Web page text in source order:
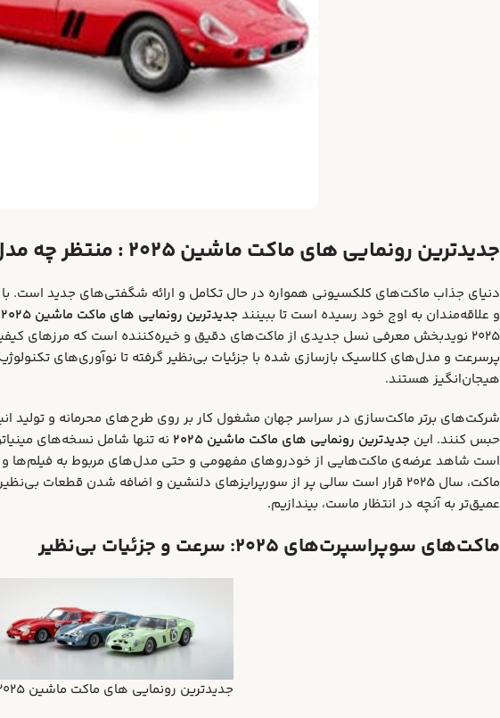
جدیدترین رونمایی‌ های ماکت ماشین ۲۰۲۵ : منتظر چه مدل‌هایی باشیم؟
و علاقه‌مندان به اوج خود رسیده است تا ببینند جدیدترین رونمایی‌ های ماکت ماشین ۲۰۲۵
۲۰۲۵ نویدبخش معرفی نسل جدیدی از ماکت‌های دقیق و خیره‌کننده است که مرزهای
پرسرعت و مدل‌های کلاسیک بازسازی شده با جزئیات بی‌نظیر گرفته تا نوآوری‌های
هیجان‌انگیز هستند.
شرکت‌های برتر ماکت‌سازی در سراسر جهان مشغول کار بر روی طرح‌های محرمانه و تولید
حبس کنند. این جدیدترین رونمایی‌ های ماکت ماشین ۲۰۲۵
نه تنها شامل نسخه‌های
است شاهد عرضه‌ی ماکت‌هایی از خودروهای مفهومی و حتی مدل‌های مربوط به فیلم‌ها و
ماکت، سال ۲۰۲۵ قرار است سالی پر از سورپرایزهای دلنشین و اضافه شدن
عمیق‌تر به آنچه در انتظار ماست، بیندازیم.
ماکت‌های سوپراسپرت‌های ۲۰۲۵: سرعت و جزئیات بی‌نظیر
جدیدترین رونمایی‌ های ماکت ماشین ۲۰۲۵